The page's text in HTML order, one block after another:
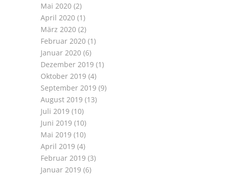
Mai 2020(2)
April 2020(1)
März 2020(2)
Februar 2020(1)
Januar 2020(6)
Dezember 2019(1)
Oktober 2019(4)
September 2019(9)
August 2019(13)
Juli 2019(10)
Juni 2019(10)
Mai 2019(10)
April 2019(4)
Februar 2019(3)
Januar 2019(6)